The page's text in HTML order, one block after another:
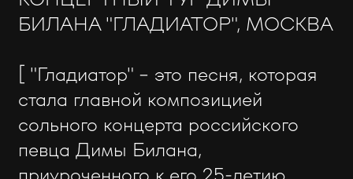
БИЛАНА "ГЛАДИАТОР", МОСКВА
[ "Гладиатор" - это песня, которая
стала главной композицией
сольного концерта российского
певца Димы Билана,